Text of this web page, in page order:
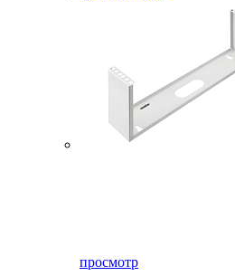
просмотр